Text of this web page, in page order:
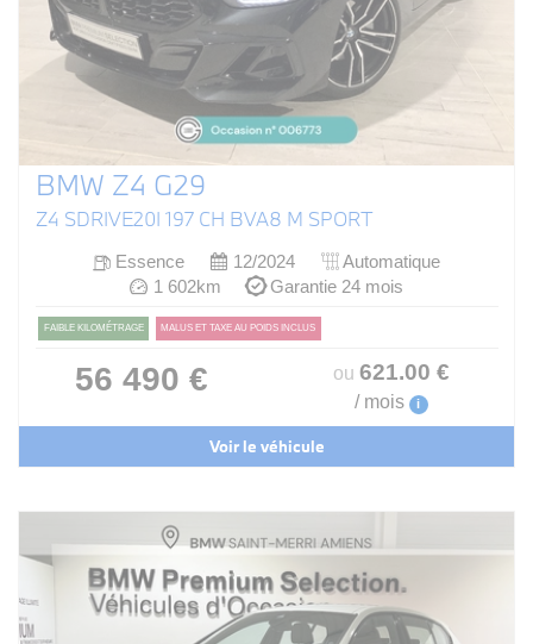
BMW Z4 G29
Z4 SDRIVE20I 197 CH BVA8 M SPORT
Essence 12/2024
Automatique
1 602km
Garantie 24 mois
FAIBLE KILOMÉTRAGE MALUS ET TAXE AU POIDS INCLUS
56 490 € ou 621.00 €
/ mois i
Voir le véhicule